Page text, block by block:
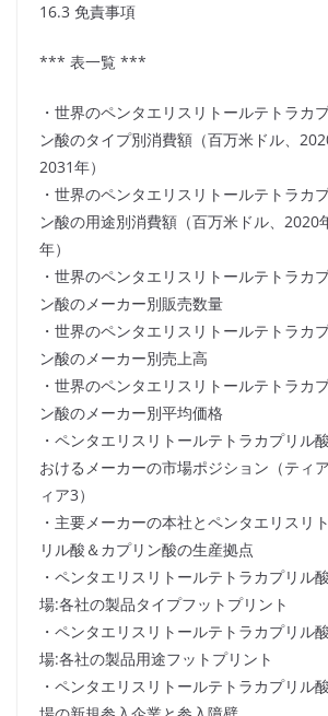
16.3 免責事項
*** 表一覧 ***
・世界のペンタエリスリトールテトラカ
ン酸のタイプ別消費額（百万米ドル、
2031年）
・世界のペンタエリスリトールテトラカ
ン酸の用途別消費額（百万米ドル、2020
年）
・世界のペンタエリスリトールテトラカ
ン酸のメーカー別販売数量
・世界のペンタエリスリトールテトラカ
ン酸のメーカー別売上高
・世界のペンタエリスリトールテトラカ
ン酸のメーカー別平均価格
・ペンタエリスリトールテトラカプリル
おけるメーカーの市場ポジション（ティ
ィア3）
・主要メーカーの本社とペンタエリスリ
リル酸＆カプリン酸の生産拠点
・ペンタエリスリトールテトラカプリル
場:各社の製品タイプフットプリント
・ペンタエリスリトールテトラカプリル
場:各社の製品用途フットプリント
・ペンタエリスリトールテトラカプリル